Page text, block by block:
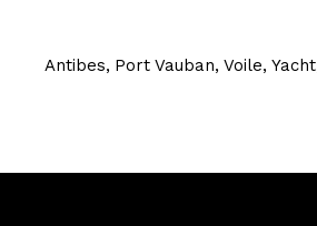
Antibes Port Vauban Voile Yacht